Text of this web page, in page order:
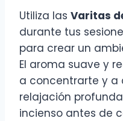
Utiliza las Varitas
durante tus
para crear un
El aroma suave y
a concentrarte y a
relajación
incienso antes de